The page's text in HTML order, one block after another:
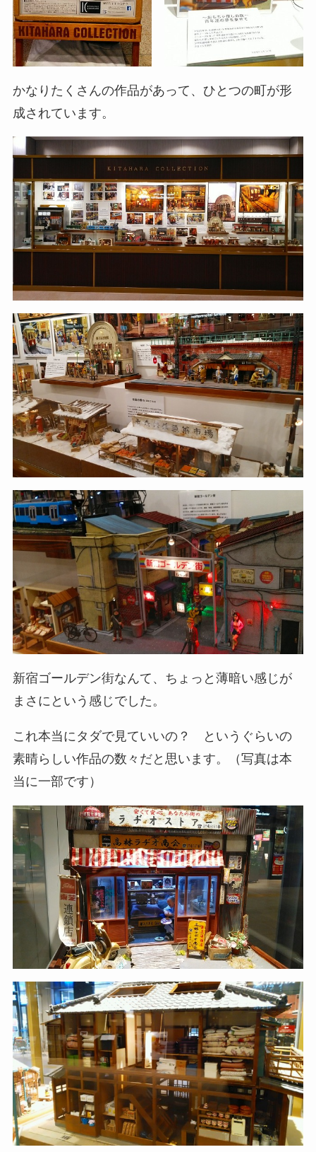
かなりたくさんの作品があって、ひとつの町が形
成されています。
新宿ゴールデン街なんて、ちょっと薄暗い感じが
まさにという感じでした。
これ本当にタダで見ていいの？ というぐらいの
素晴らしい作品の数々だと思います。（写真は本
当に一部です）